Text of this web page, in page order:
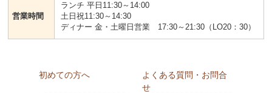
営業時間
ランチ 平日11:30～14:00
土日祝11:30～14:30
ディナー 金・土曜日営業 17:30～21:30（LO20：30）
初めての方へ
よくある質問・お問合
せ